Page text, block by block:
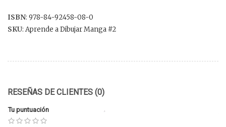
ISBN: 978-84-92458-08-0
SKU: Aprende a Dibujar Manga #2
RESEÑAS DE CLIENTES (0)
Tu puntuación